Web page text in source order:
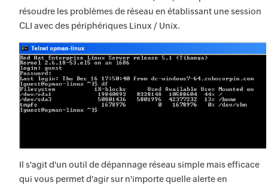
résoudre les problèmes de réseau en établissant une session
CLI avec des périphériques Linux / Unix.
Il s'agit d'un outil de dépannage réseau simple mais efficace
qui vous permet d'agir sur n'importe quelle alerte en